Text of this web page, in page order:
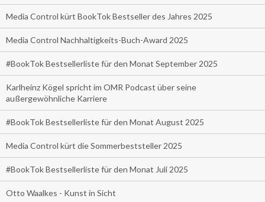
Media Control kürt BookTok Bestseller des Jahres 2025
Media Control Nachhaltigkeits-Buch-Award 2025
#BookTok Bestsellerliste für den Monat September 2025
Karlheinz Kögel spricht im OMR Podcast über seine
außergewöhnliche Karriere
#BookTok Bestsellerliste für den Monat August 2025
Media Control kürt die Sommerbeststeller 2025
#BookTok Bestsellerliste für den Monat Juli 2025
Otto Waalkes - Kunst in Sicht